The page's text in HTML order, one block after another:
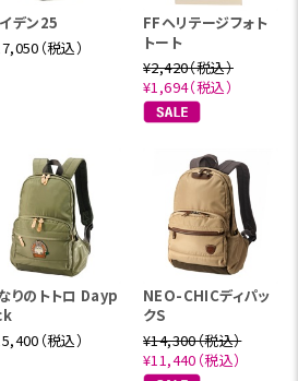
デン25
（税込）
FFヘリテージフォト
トート
¥2,420（税込）
¥1,694（税込）
りのトトロ Dayp
（税込）
NEO-CHICディパッ
クS
¥14,300（税込）
¥11,440（税込）